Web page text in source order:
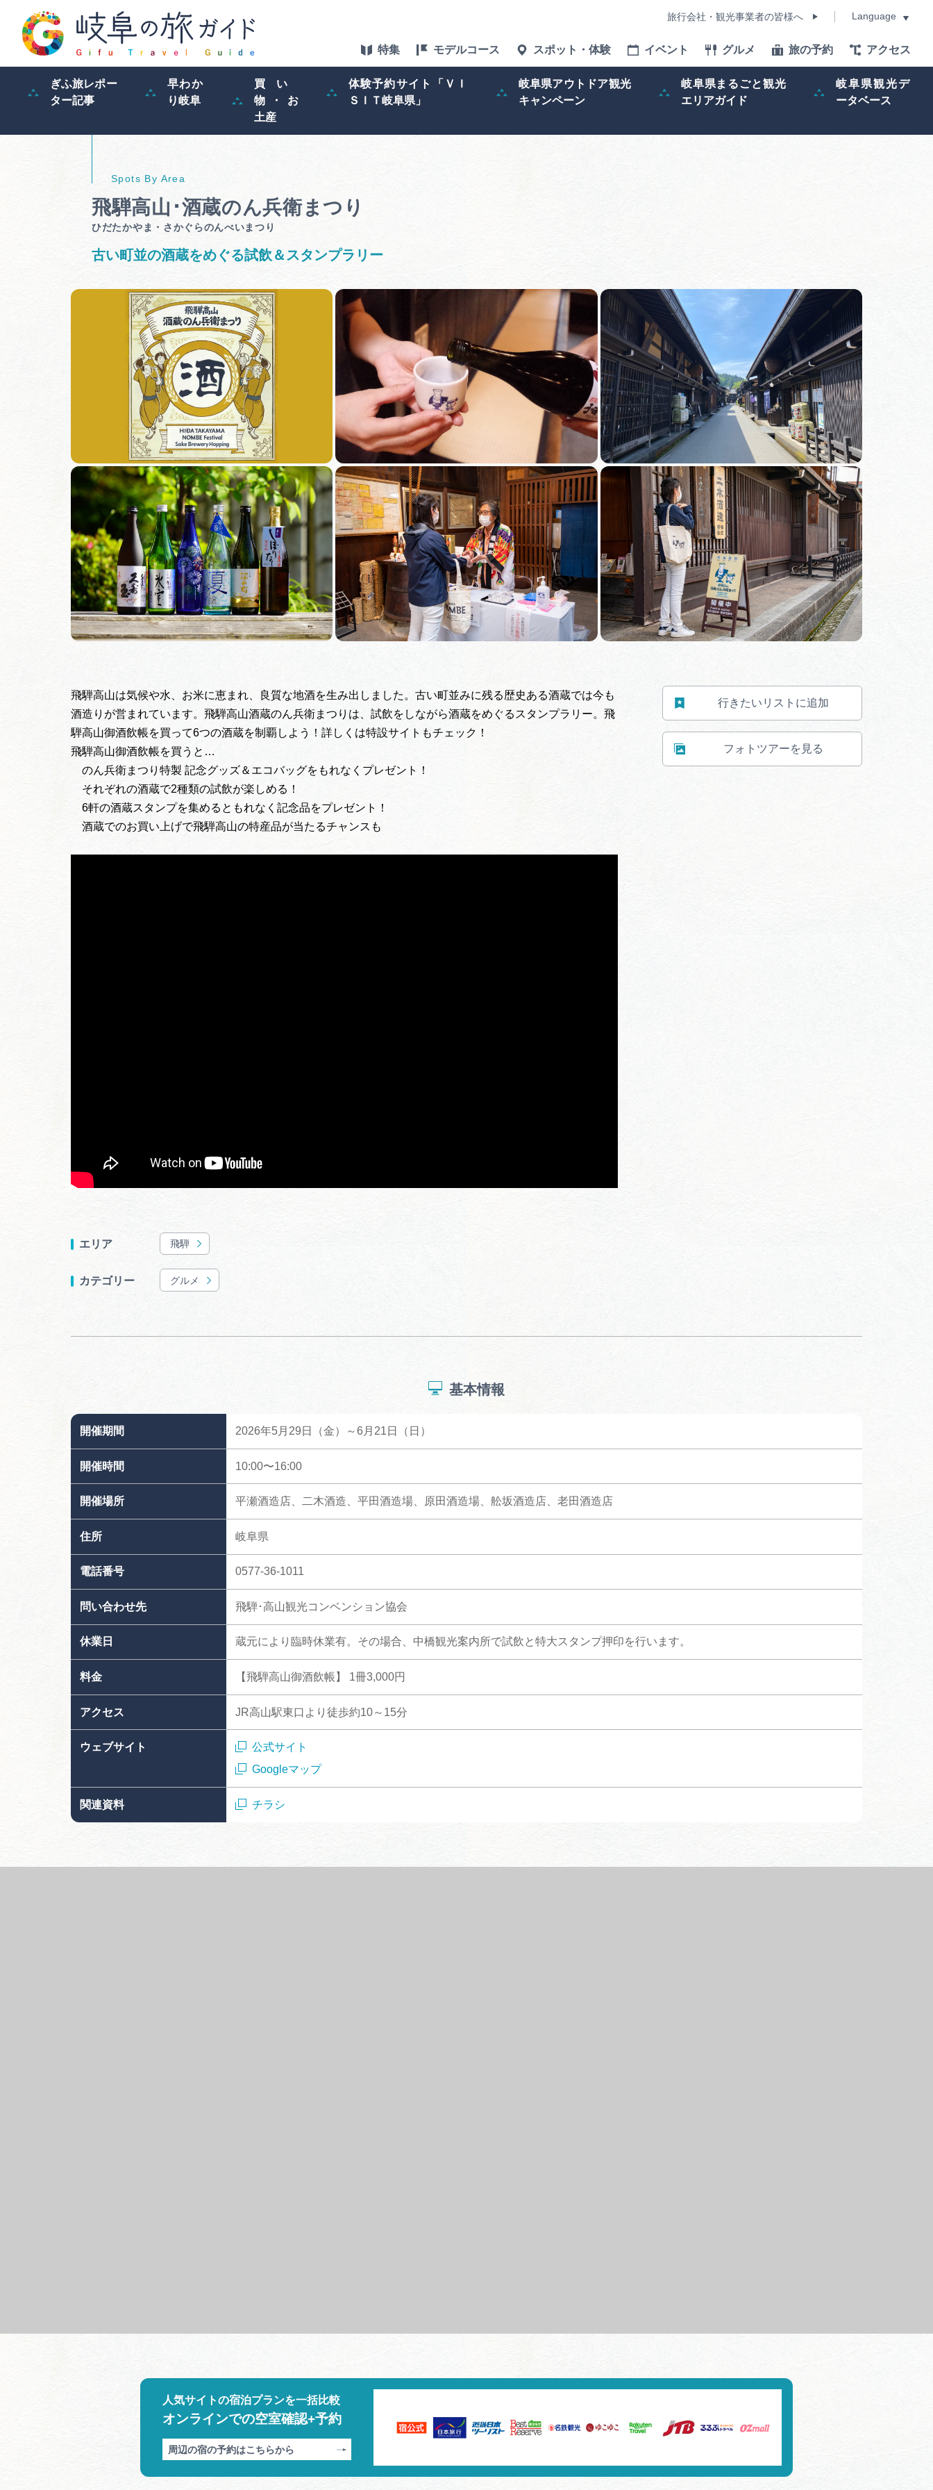
旅行会社・観光事業者の皆様へ Language
特集 モデルコース スポット・体験 イベント グルメ 旅の予約 アクセス
ぎふ旅レポー
ター記事
早わか
り岐阜
買い
物・お
土産
体験予約サイト「ＶＩ
ＳＩＴ岐阜県」
岐阜県アウトドア観光
キャンペーン
岐阜県まるごと観光
エリアガイド
岐阜県観光デ
ータベース
買い物・お土産
体験予約サイト「ＶＩＳＩＴ
岐阜県」
岐阜県アウトドア観光キャン
ペーン
岐阜県まるごと観光エリアガ
イド
岐阜県観光データベース
旅行会社・観光事業者の皆様へ フォトライブラリー
動画ライブラリー お問い合わせ
運営組織 広告掲載 サイトポリシー
飛騨高山･酒蔵のん兵衛まつり
ひだたかやま・さかぐらのんべいまつり
古い町並の酒蔵をめぐる試飲＆スタンプラリー
飛騨高山は気候や水、お米に恵まれ、良質な地酒を生み出しました。古い町並みに残る歴史ある酒蔵では今も
酒造りが営まれています。飛騨高山酒蔵のん兵衛まつりは、試飲をしながら酒蔵をめぐるスタンプラリー。飛
騨高山御酒飲帳を買って6つの酒蔵を制覇しよう！詳しくは特設サイトもチェック！
飛騨高山御酒飲帳を買うと…
のん兵衛まつり特製 記念グッズ＆エコバッグをもれなくプレゼント！
それぞれの酒蔵で2種類の試飲が楽しめる！
6軒の酒蔵スタンプを集めるともれなく記念品をプレゼント！
酒蔵でのお買い上げで飛騨高山の特産品が当たるチャンスも
エリア 飛騨
カテゴリー グルメ
行きたいリストに追加
フォトツアーを見る
基本情報
開催期間 2026年5月29日（金）～6月21日（日）
開催時間 10:00〜16:00
開催場所 平瀬酒造店、二木酒造、平田酒造場、原田酒造場、舩坂酒造店、老田酒造店
住所 岐阜県
電話番号 0577-36-1011
問い合わせ先 飛騨･高山観光コンベンション協会
休業日 蔵元により臨時休業有。その場合、中橋観光案内所で試飲と特大スタンプ押印を行います。
料金 【飛騨高山御酒飲帳】 1冊3,000円
アクセス JR高山駅東口より徒歩約10～15分
ウェブサイト
公式サイト
Googleマップ
関連資料 チラシ
人気サイトの宿泊プランを一括比較
オンラインでの空室確認+予約
周辺の宿の予約はこちらから